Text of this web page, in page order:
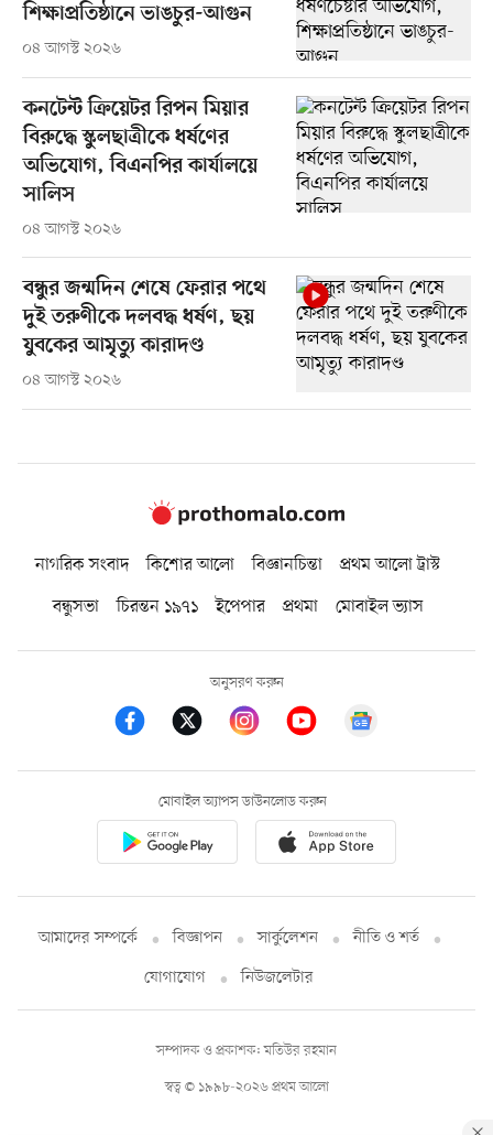
শিক্ষাপ্রতিষ্ঠানে ভাঙচুর-আগুন
০৪ আগস্ট ২০২৬
কনটেন্ট ক্রিয়েটর রিপন মিয়ার
বিরুদ্ধে স্কুলছাত্রীকে ধর্ষণের
অভিযোগ, বিএনপির কার্যালয়ে
সালিস
০৪ আগস্ট ২০২৬
বন্ধুর জন্মদিন শেষে ফেরার পথে
দুই তরুণীকে দলবদ্ধ ধর্ষণ, ছয়
যুবকের আমৃত্যু কারাদণ্ড
০৪ আগস্ট ২০২৬
নাগরিক সংবাদ কিশোর আলো বিজ্ঞানচিন্তা
প্রথম আলো ট্রাস্ট
বন্ধুসভা
চিরন্তন ১৯৭১ ইপেপার প্রথমা মোবাইল ভ্যাস
অনুসরণ করুন
মোবাইল অ্যাপস ডাউনলোড করুন
আমাদের সম্পর্কে বিজ্ঞাপন সার্কুলেশন
নীতি ও শর্ত
যোগাযোগ
নিউজলেটার
স্বত্ব © ১৯৯৮-২০২৬ প্রথম আলো
সম্পাদক ও প্রকাশক: মতিউর রহমান